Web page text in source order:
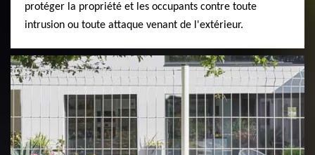
protéger la propriété et les occupants contre toute
intrusion ou toute attaque venant de l'extérieur.